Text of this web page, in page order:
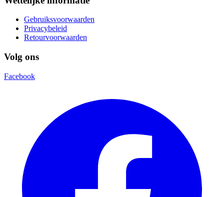
Gebruiksvoorwaarden
Privacybeleid
Retourvoorwaarden
Volg ons
Facebook